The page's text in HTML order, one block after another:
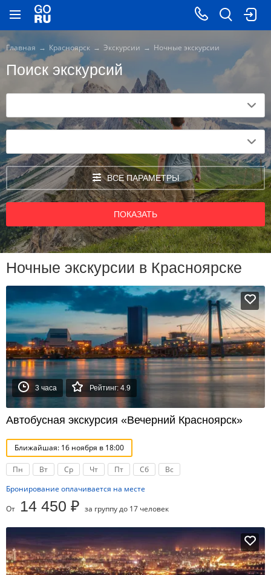
Главная Красноярск Экскурсии Ночные экскурсии
Поиск экскурсий
ВСЕ ПАРАМЕТРЫ
ПОКАЗАТЬ
Ночные экскурсии в Красноярске
3 часа Рейтинг: 4.9
Автобусная экскурсия «Вечерний Красноярск»
Ближайшая: 16 ноября в 18:00
Пн Вт Ср Чт Пт Сб
Вс
Бронирование оплачивается на месте
От 14 450 ₽ за группу до 17 человек